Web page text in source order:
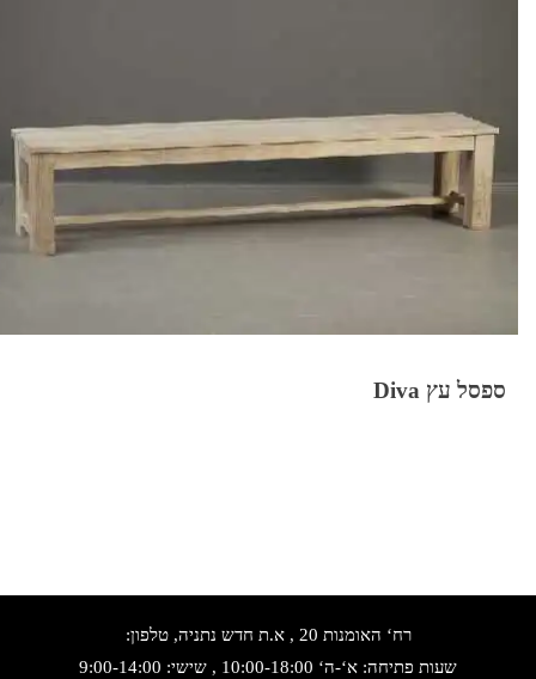
ספסל עץ Diva
רח‘ האומנות 20 , א.ת חדש נתניה, טלפון:
שעות פתיחה: א‘-ה‘ 10:00-18:00 , שישי: 9:00-14:00